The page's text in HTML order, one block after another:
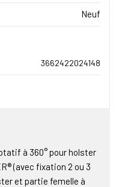
Neuf
3662422024148
à 360° pour holster
(avec fixation 2 ou 3
et partie femelle à